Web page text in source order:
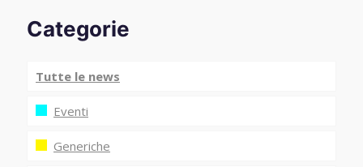
Categorie
Tutte le news
Eventi
Generiche